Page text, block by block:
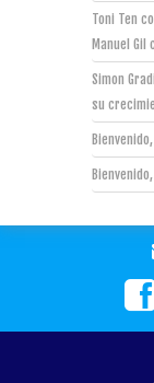
Toni Ten
Manuel Gil
Simon
su